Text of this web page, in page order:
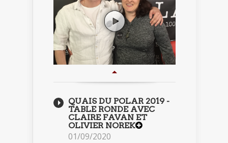
QUAIS DU POLAR 2019 -
TABLE RONDE AVEC
CLAIRE FAVAN ET
OLIVIER NOREK
01/09/2020